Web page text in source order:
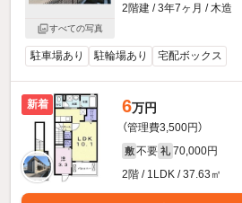
すべての写真
2階建 / 3年7ヶ月 / 木造
駐車場あり 駐輪場あり 宅配ボックス
新着 6万円
（管理費3,500円）
敷 不要 礼 70,000円
2階 / 1LDK / 37.63㎡